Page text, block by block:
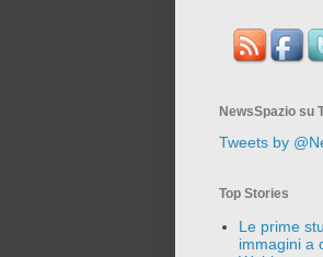
NewsSpazio su
Tweets by
Top Stories
Le prime
immagini a